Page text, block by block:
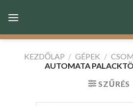
KEZDŐLAP / GÉPEK /
AUTOMATA
SZŰRÉS